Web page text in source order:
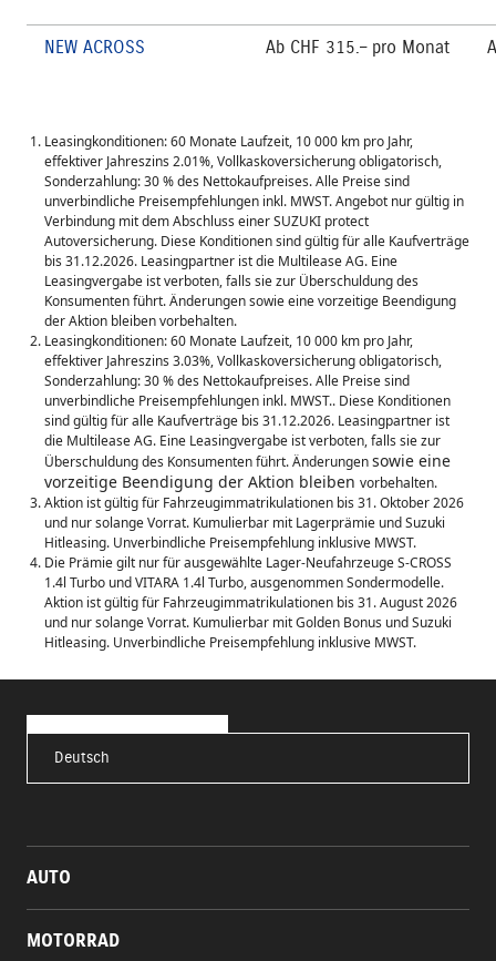
NEW ACROSS Ab CHF 315.– pro Monat
Leasingkonditionen: 60 Monate Laufzeit, 10 000 km pro Jahr,
effektiver Jahreszins 2.01%, Vollkaskoversicherung obligatorisch,
Sonderzahlung: 30 % des Nettokaufpreises. Alle Preise sind
unverbindliche Preisempfehlungen inkl. MWST. Angebot nur gültig in
Verbindung mit dem Abschluss einer SUZUKI protect
Autoversicherung. Diese Konditionen sind gültig für alle Kaufverträge
bis 31.12.2026. Leasingpartner ist die Multilease AG. Eine
Leasingvergabe ist verboten, falls sie zur Überschuldung des
Konsumenten führt. Änderungen sowie eine vorzeitige Beendigung
der Aktion bleiben vorbehalten.
Leasingkonditionen: 60 Monate Laufzeit, 10 000 km pro Jahr,
effektiver Jahreszins 3.03%, Vollkaskoversicherung obligatorisch,
Sonderzahlung: 30 % des Nettokaufpreises. Alle Preise sind
unverbindliche Preisempfehlungen inkl. MWST.. Diese Konditionen
sind gültig für alle Kaufverträge bis 31.12.2026. Leasingpartner ist
die Multilease AG. Eine Leasingvergabe ist verboten, falls sie zur
Überschuldung des Konsumenten führt. Änderungensowie eine
vorzeitige Beendigung der Aktion bleiben vorbehalten.
Aktion ist gültig für Fahrzeugimmatrikulationen bis 31. Oktober 2026
und nur solange Vorrat. Kumulierbar mit Lagerprämie und Suzuki
Hitleasing. Unverbindliche Preisempfehlung inklusive MWST.
Die Prämie gilt nur für ausgewählte Lager-Neufahrzeuge S-CROSS
1.4l Turbo und VITARA 1.4l Turbo, ausgenommen Sondermodelle.
Aktion ist gültig für Fahrzeugimmatrikulationen bis 31. August 2026
und nur solange Vorrat. Kumulierbar mit Golden Bonus und Suzuki
Hitleasing. Unverbindliche Preisempfehlung inklusive MWST.
Deutsch
AUTO
MOTORRAD